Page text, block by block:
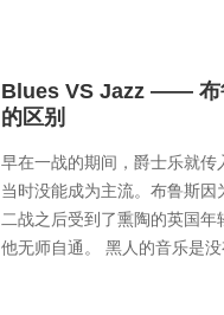
Blues VS Jazz —— 布
的区别
早在一战的期间，爵士乐就传
当时没能成为主流。布鲁斯因
二战之后受到了熏陶的英国年
他无师自通。 黑人的音乐是